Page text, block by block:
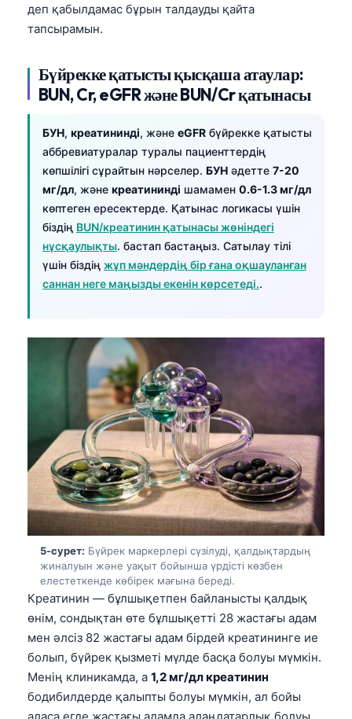
деп қабылдамас бұрын талдауды қайта
тапсырамын.
Бүйрекке қатысты қысқаша атаулар:
BUN, Cr, eGFR және BUN/Cr қатынасы
БУН, креатининді, және eGFR бүйрекке қатысты
аббревиатуралар туралы пациенттердің
көпшілігі сұрайтын нәрселер. БУН әдетте 7-20
мг/дл, және креатининді шамамен 0.6-1.3 мг/дл
көптеген ересектерде. Қатынас логикасы үшін
біздің BUN/креатинин қатынасы жөніндегі
нұсқаулықты. бастап бастаңыз. Сатылау тілі
үшін біздің жұп мәндердің бір ғана оқшауланған
саннан неге маңызды екенін көрсетеді..
5-сурет: Бүйрек маркерлері сүзілуді, қалдықтардың
жиналуын және уақыт бойынша үрдісті көзбен
елестеткенде көбірек мағына береді.
Креатинин — бұлшықетпен байланысты қалдық
өнім, сондықтан өте бұлшықетті 28 жастағы адам
мен әлсіз 82 жастағы адам бірдей креатининге ие
болып, бүйрек қызметі мүлде басқа болуы мүмкін.
Менің клиникамда, a 1,2 мг/дл креатинин
бодибилдерде қалыпты болуы мүмкін, ал бойы
аласа егде жастағы адамда алаңдатарлық болуы
Slovenščina
Shqip
বাংলা
मराठी
తెలుగు
தமிழ்
ગુજરાતી
ಕನ್ನಡ
മലയാളം
Bahasa Melayu
Tiếng Việt
Tagalog
ไทย
Kiswahili
አማርኛ
Українська
O‘zbekcha
Català
Slovenčina
سنڌي